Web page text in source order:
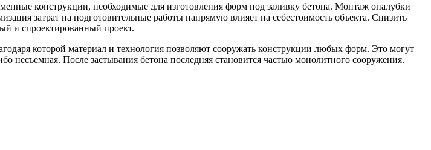
конструкции, необходимые для изготовления форм под заливку бетона. Монтаж опалубки
затрат на подготовительные работы напрямую влияет на себестоимость объекта. Снизить
и спроектированный проект.
которой материал и технология позволяют сооружать конструкции любых форм. Это могут
После застывания бетона последняя становится частью монолитного сооружения.